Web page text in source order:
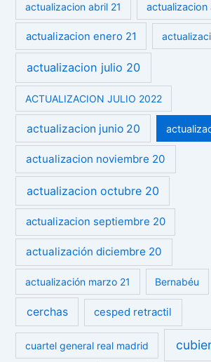
actualizacion abril 21
actualizacion enero 21
actualizacion julio 20
ACTUALIZACION JULIO 2022
actualizacion junio 20
actualizacion noviembre 20
actualizacion octubre 20
actualizacion septiembre 20
actualización diciembre 20
actualización marzo 21 Bernabéu
cerchas cesped retractil
cuartel general real madrid